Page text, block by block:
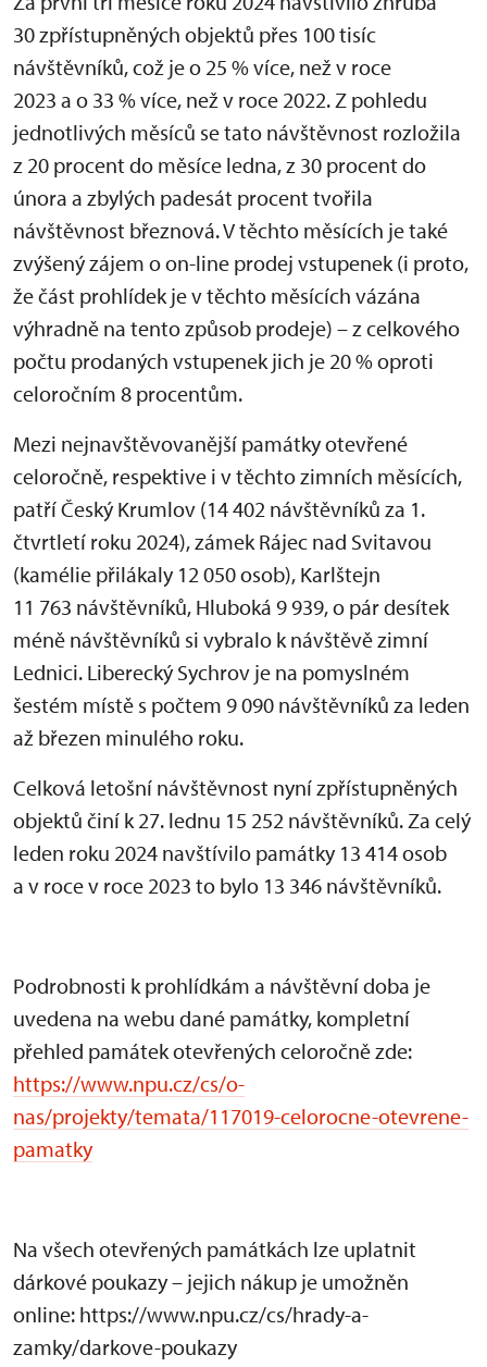
30 zpřístupněných objektů přes 100 tisíc
návštěvníků, což je o 25 % více, než v roce
2023 a o 33 % více, než v roce 2022. Z pohledu
jednotlivých měsíců se tato návštěvnost rozložila
z 20 procent do měsíce ledna, z 30 procent do
února a zbylých padesát procent tvořila
návštěvnost březnová. V těchto měsících je také
zvýšený zájem o on-line prodej vstupenek (i proto,
že část prohlídek je v těchto měsících vázána
výhradně na tento způsob prodeje) – z celkového
počtu prodaných vstupenek jich je 20 % oproti
celoročním 8 procentům.
Mezi nejnavštěvovanější památky otevřené
celoročně, respektive i v těchto zimních měsících,
patří Český Krumlov (14 402 návštěvníků za 1.
čtvrtletí roku 2024), zámek Rájec nad Svitavou
(kamélie přilákaly 12 050 osob), Karlštejn
11 763 návštěvníků, Hluboká 9 939, o pár desítek
méně návštěvníků si vybralo k návštěvě zimní
Lednici. Liberecký Sychrov je na pomyslném
šestém místě s počtem 9 090 návštěvníků za leden
až březen minulého roku.
Celková letošní návštěvnost nyní zpřístupněných
objektů činí k 27. lednu 15 252 návštěvníků. Za celý
leden roku 2024 navštívilo památky 13 414 osob
a v roce v roce 2023 to bylo 13 346 návštěvníků.
Podrobnosti k prohlídkám a návštěvní doba je
uvedena na webu dané památky, kompletní
přehled památek otevřených celoročně zde:
https://www.npu.cz/cs/o-
nas/projekty/temata/117019-celorocne-otevrene-
pamatky
Na všech otevřených památkách lze uplatnit
dárkové poukazy – jejich nákup je umožněn
online: https://www.npu.cz/cs/hrady-a-
zamky/darkove-poukazy